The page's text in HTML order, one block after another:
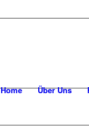
Home Über Uns